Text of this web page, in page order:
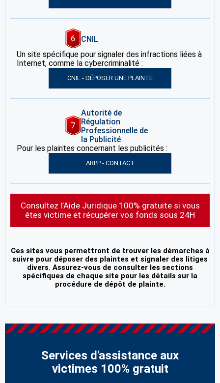
6
CNIL
Un site spécifique pour signaler des infractions liées à
Internet, comme la cybercriminalité :
CNIL - DÉPOSER UNE PLAINTE
7
Autorité de
Régulation
Professionnelle de
la Publicité
Pour les plaintes concernant les publicités :
ARPP - CONTACT
Consultez l’Aide Juridique 100% gratuite si vous
êtes victime et récupérer vos fonds sous 24H
Ces sites vous permettront de trouver les démarches à
suivre pour déposer des plaintes et signaler des litiges
divers. Assurez-vous de consulter les sections
spécifiques de chaque site pour les détails sur la
procédure de dépôt de plainte.
Services d'assistance aux
victimes 100% gratuit